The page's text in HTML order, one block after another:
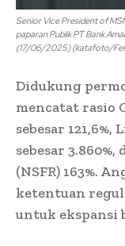
Senior Vice President of
paparan Publik PT Bank
(17/06/2025) (katafoto/
Didukung
mencatat rasio
sebesar
sebesar
(NSFR) 163%.
ketentuan
untuk ekspansi